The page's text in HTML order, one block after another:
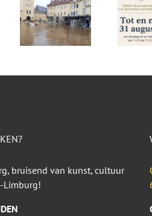
bruisend van kunst, cultuur
Limburg!